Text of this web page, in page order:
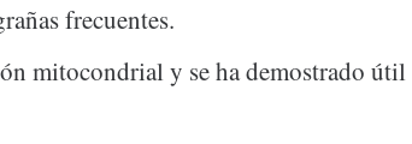
frecuentes.
mitocondrial y se ha demostrado útil